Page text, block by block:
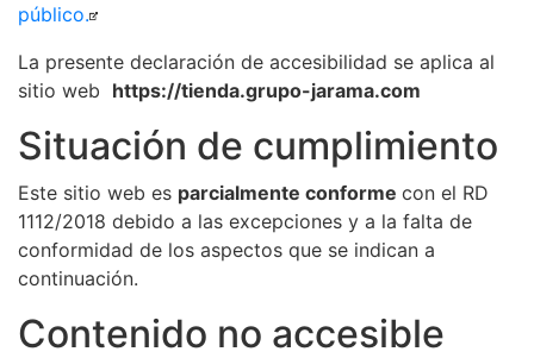
público.
La presente declaración de accesibilidad se aplica al
sitio web https://tienda.grupo-jarama.com
Situación de cumplimiento
Este sitio web es parcialmente conforme con el RD
1112/2018 debido a las excepciones y a la falta de
conformidad de los aspectos que se indican a
continuación.
Contenido no accesible